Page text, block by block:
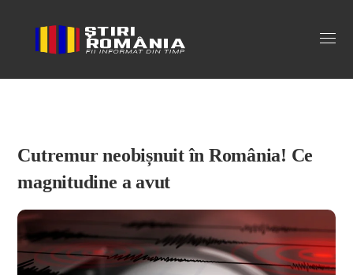
Stiri Romania
Cutremur neobișnuit în România! Ce
magnitudine a avut